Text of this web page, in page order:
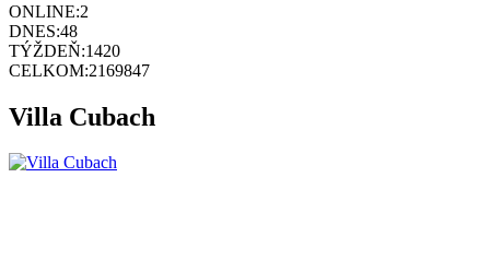
ONLINE:2
DNES:48
TÝŽDEŇ:1420
CELKOM:2169847
Villa Cubach